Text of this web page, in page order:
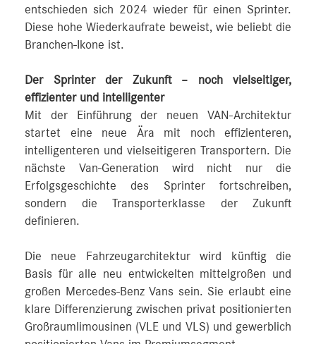
entschieden sich 2024 wieder für einen Sprinter.
Diese hohe Wiederkaufrate beweist, wie beliebt die
Branchen-Ikone ist.
Der Sprinter der Zukunft – noch vielseitiger,
effizienter und intelligenter
Mit der Einführung der neuen VAN-Architektur
startet eine neue Ära mit noch effizienteren,
intelligenteren und vielseitigeren Transportern. Die
nächste Van-Generation wird nicht nur die
Erfolgsgeschichte des Sprinter fortschreiben,
sondern die Transporterklasse der Zukunft
definieren.
Die neue Fahrzeugarchitektur wird künftig die
Basis für alle neu entwickelten mittelgroßen und
großen Mercedes‑Benz Vans sein. Sie erlaubt eine
klare Differenzierung zwischen privat positionierten
Großraumlimousinen (VLE und VLS) und gewerblich